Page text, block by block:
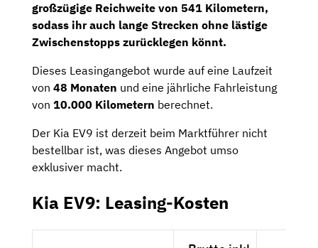
großzügige Reichweite von 541 Kilometern,
sodass ihr auch lange Strecken ohne lästige
Zwischenstopps zurücklegen könnt.
Dieses Leasingangebot wurde auf eine Laufzeit
von 48 Monaten und eine jährliche Fahrleistung
von 10.000 Kilometern berechnet.
Der Kia EV9 ist derzeit beim Marktführer nicht
bestellbar ist, was dieses Angebot umso
exklusiver macht.
Kia EV9: Leasing-Kosten